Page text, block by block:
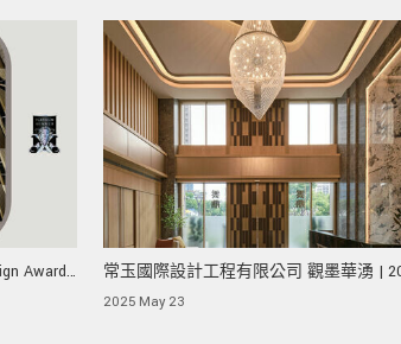
Awards
常玉國際設計工程有限公司 觀墨華湧 |
Design Awards 榮獲白金獎！
2025 May 23